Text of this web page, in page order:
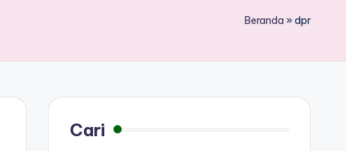
Beranda »dpr
Cari